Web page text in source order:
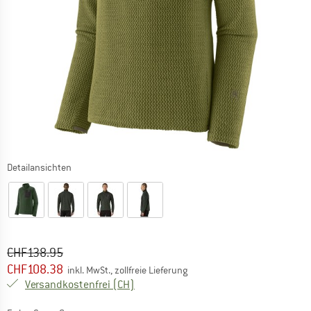
Detailansichten
Ursprünglicher Preis :
CHF138.95
Preis:
CHF108.38 inkl. MwSt., zollfreie Lieferung
Versandkostenfrei (CH)